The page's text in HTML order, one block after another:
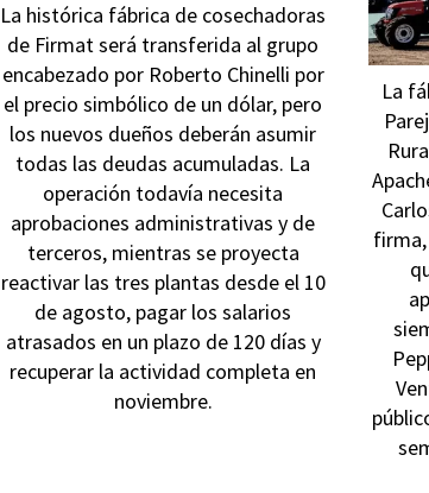
La histórica fábrica de cosechadoras
de Firmat será transferida al grupo
encabezado por Roberto Chinelli por
el precio simbólico de un dólar, pero
los nuevos dueños deberán asumir
todas las deudas acumuladas. La
operación todavía necesita
aprobaciones administrativas y de
terceros, mientras se proyecta
reactivar las tres plantas desde el 10
de agosto, pagar los salarios
atrasados en un plazo de 120 días y
recuperar la actividad completa en
noviembre.
La